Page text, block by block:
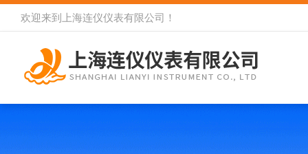
欢迎来到 上海连仪仪表有限公司 ！